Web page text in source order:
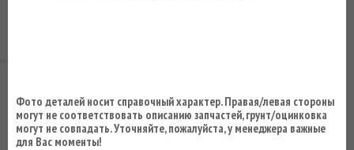
Фото деталей носит справочный характер. Правая/левая стороны
могут не соответствовать описанию запчастей, грунт/оцинковка
могут не совпадать. Уточняйте, пожалуйста, у менеджера важные
для Вас моменты!